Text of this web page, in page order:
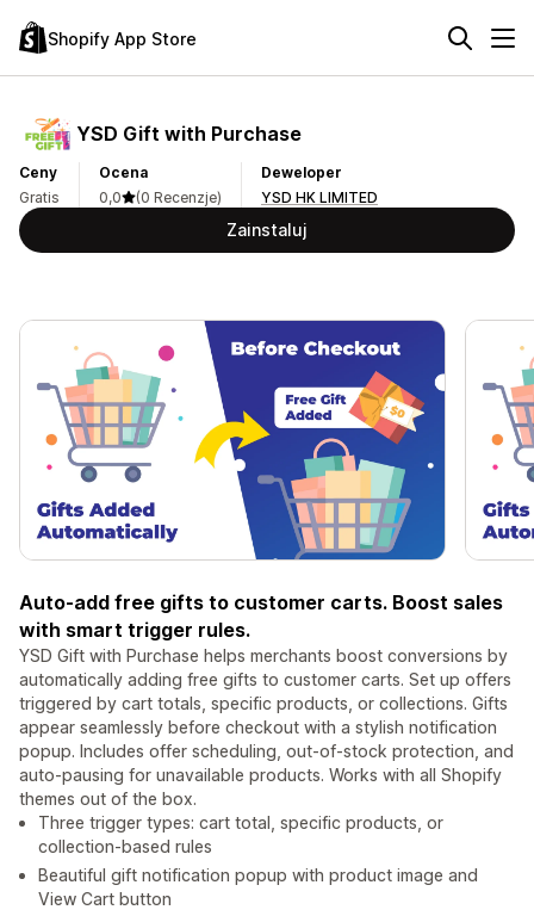
Shopify App Store
YSD Gift with Purchase
Ceny
Gratis
Ocena
0,0
(0 Recenzje)
Deweloper
YSD HK LIMITED
Zainstaluj
Auto-add free gifts to customer carts. Boost sales
with smart trigger rules.
YSD Gift with Purchase helps merchants boost conversions by
automatically adding free gifts to customer carts. Set up offers
triggered by cart totals, specific products, or collections. Gifts
appear seamlessly before checkout with a stylish notification
popup. Includes offer scheduling, out-of-stock protection, and
auto-pausing for unavailable products. Works with all Shopify
themes out of the box.
Three trigger types: cart total, specific products, or
collection-based rules
Beautiful gift notification popup with product image and
View Cart button